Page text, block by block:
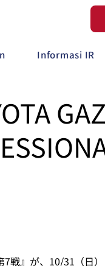
Informasi IR
7戦』が、10/31（日